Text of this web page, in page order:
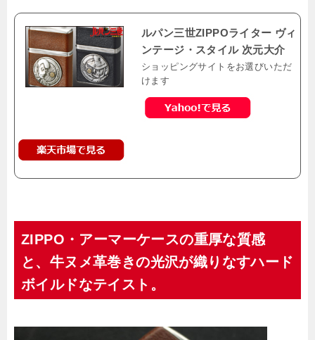
ルパン三世ZIPPOライター ヴィ
ンテージ・スタイル 次元大介
ショッピングサイトをお選びいただ
けます
ZIPPO・アーマーケースの重厚な質感
と、牛ヌメ革巻きの光沢が織りなすハード
ボイルドなテイスト。